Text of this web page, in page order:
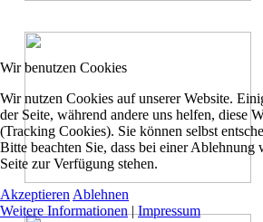
Wir benutzen Cookies
Wir nutzen Cookies auf unserer Website.
der Seite, während andere uns helfen, diese
(Tracking Cookies). Sie können selbst
Bitte beachten Sie, dass bei einer
Seite zur Verfügung stehen.
Akzeptieren Ablehnen
Weitere Informationen|Impressum